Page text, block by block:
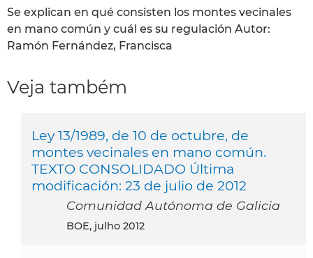
Se explican en qué consisten los montes vecinales
en mano común y cuál es su regulación Autor:
Ramón Fernández, Francisca
Veja também
Ley 13/1989, de 10 de octubre, de
montes vecinales en mano común.
TEXTO CONSOLIDADO Última
modificación: 23 de julio de 2012
Comunidad Autónoma de Galicia
BOE, julho 2012